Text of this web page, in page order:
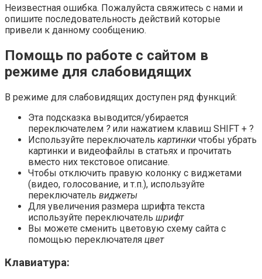
Неизвестная ошибка. Пожалуйста свяжитесь с нами и
опишите последовательность действий которые
привели к данному сообщению.
Помощь по работе с сайтом в
режиме для слабовидящих
В режиме для слабовидящих доступен ряд функций:
Эта подсказка выводится/убирается
переключателем ?или нажатием клавиш SHIFT + ?
Используйте переключатель картинки чтобы убрать
картинки и видеофайлы в статьях и прочитать
вместо них текстовое описание.
Чтобы отключить правую колонку с виджетами
(видео, голосование, и т.п.), используйте
переключатель виджеты
Для увеличения размера шрифта текста
используйте переключатель шрифт
Вы можете сменить цветовую схему сайта с
помощью переключателя цвет
Клавиатура: